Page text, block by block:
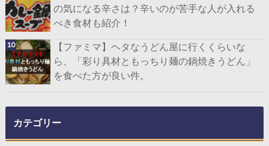
の気になる辛さは？辛いのが苦手な人が入れる
べき食材も紹介！
【ファミマ】ヘタなうどん屋に行くくらいな
ら、「彩り具材ともっちり麺の鍋焼きうどん」
を食べた方が良い件。
カテゴリー